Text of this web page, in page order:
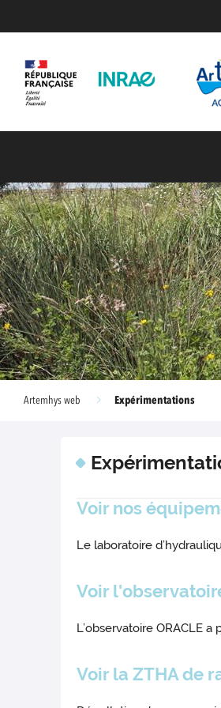
Artemhys web Expérimentations
Voir nos
Le laboratoire
Voir
L’observatoire ORACLE
Voir la ZTHA de